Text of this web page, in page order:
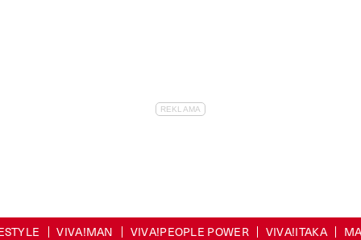
VIVA!MAN VIVA!PEOPLE POWER VIVA!ITAKA